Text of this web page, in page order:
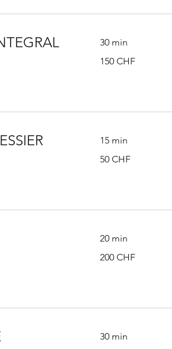
30 min
francs
150 CHF
15 min
francs
50 CHF
20 min
francs
200 CHF
30 min